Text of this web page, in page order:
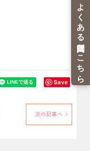
Save
次の記事へ